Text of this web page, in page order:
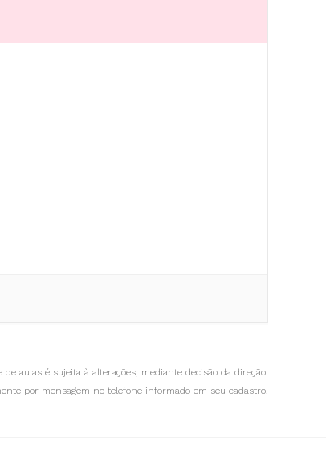
de aulas é sujeita à alterações, mediante decisão da direção.
por mensagem no telefone informado em seu cadastro.